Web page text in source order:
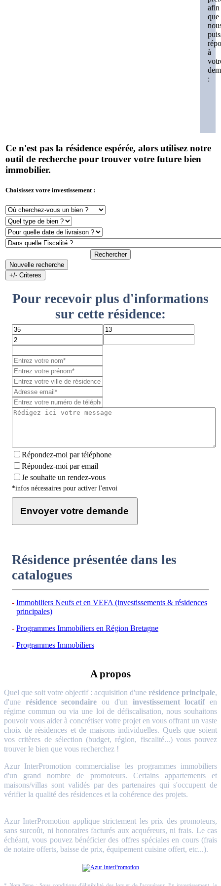
afin
que
à
:
Ce n'est pas la résidence espérée, alors utilisez notre
outil de recherche pour trouver votre future bien
immobilier.
Choisissez votre investissement :
Rechercher
Nouvelle recherche
+/- Criteres
Pour recevoir plus d'informations
sur cette résidence:
Répondez-moi par téléphone
Répondez-moi par email
Je souhaite un rendez-vous
*infos nécessaires pour activer l'envoi
Envoyer votre demande
Résidence présentée dans les
catalogues
Immobiliers Neufs et en VEFA (investissements & résidences
principales)
Programmes Immobiliers en Région Bretagne
Programmes Immobiliers
A propos
Quel que soit votre objectif : acquisition d'une résidence principale,
d'une résidence secondaire ou d'un investissement locatifen
régime commun ou via une loi de défiscalisation, nous souhaitons
pouvoir vous aider à concrétiser votre projet en vous offrant un vaste
choix de résidences et de maisons individuelles. Quels que soient
vos critères de sélection (budget, région, fiscalité...) vous pouvez
trouver le bien que vous recherchez !
Azur InterPromotion commercialise les programmes immobiliers
d'un grand nombre de promoteurs. Certains appartements et
maisons/villas sont validés par des partenaires qui s'occupent de
vérifier la qualité des résidences et la cohérence des projets.
Azur InterPromotion applique strictement les prix des promoteurs,
sans surcoût, ni honoraires facturés aux acquéreurs, ni frais. Le cas
échéant, vous pouvez bénéficier des offres spéciales en cours (frais
de notaire offerts, baisse de prix, équipement cuisine offert, etc...).
* Nota Bene : Sous conditions d'éligibilité des lots et de l'acquéreur. En investissement, le